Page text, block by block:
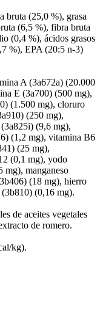
(25,0 %), grasa
(6,5 %), fibra bruta
(0,4 %), ácidos grasos
%), EPA (20:5 n-3)
A (3a672a) (20.000
E (3a700) (500 mg),
(1.500 mg), cloruro
(250 mg),
(9,6 mg),
(1,2 mg), vitamina B6
(25 mg),
(0,1 mg), yodo
mg), manganeso
(18 mg), hierro
(0,16 mg).
de aceites vegetales
de romero.
kg).